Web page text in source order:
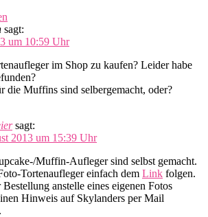
sagt:
um 10:59 Uhr
im Shop zu kaufen? Leider habe
die Muffins sind selbergemacht, oder?
sagt:
2013 um 15:39 Uhr
Muffin-Aufleger sind selbst gemacht.
Tortenaufleger einfach dem Link folgen.
anstelle eines eigenen Fotos
Hinweis auf Skylanders per Mail